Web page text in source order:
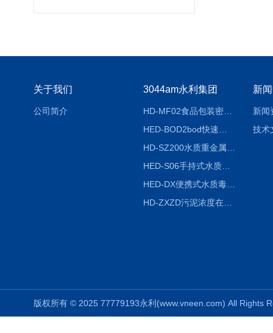
关于我们
公司简介
3044am永利集团
HD-MF02食品包装密封性检测仪
HED-S06手持式水质检测仪
HED-DX便携式水质毒性快速检测仪
HD-ZXZD污泥浓度在线监测仪
新
新闻
技术
版权所有 © 2025 77779193永利(www.vneen.com) All